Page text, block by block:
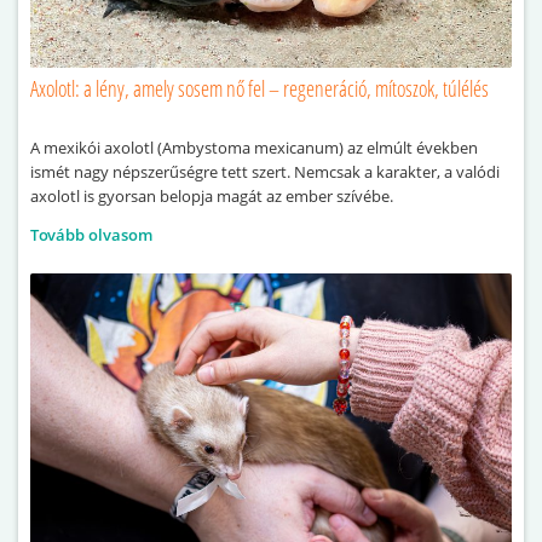
Axolotl: a lény, amely sosem nő fel – regeneráció, mítoszok, túlélés
A mexikói axolotl (Ambystoma mexicanum) az elmúlt években
ismét nagy népszerűségre tett szert. Nemcsak a karakter, a valódi
axolotl is gyorsan belopja magát az ember szívébe.
Tovább olvasom